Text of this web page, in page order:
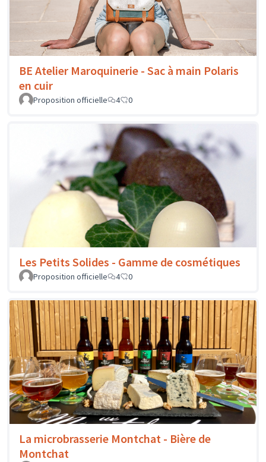
BE Atelier Maroquinerie - Sac à main Polaris
en cuir
Proposition officielle 4 0
Les Petits Solides - Gamme de cosmétiques
Proposition officielle 4 0
La microbrasserie Montchat - Bière de
Montchat